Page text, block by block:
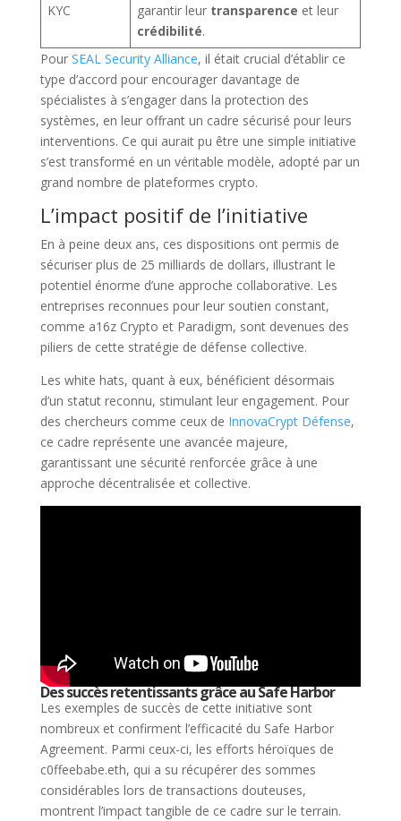
KYC
garantir leur transparence et leur
crédibilité.
Pour SEAL Security Alliance, il était crucial d’établir ce
type d’accord pour encourager davantage de
spécialistes à s’engager dans la protection des
systèmes, en leur offrant un cadre sécurisé pour leurs
interventions. Ce qui aurait pu être une simple initiative
s’est transformé en un véritable modèle, adopté par un
grand nombre de plateformes crypto.
L’impact positif de l’initiative
En à peine deux ans, ces dispositions ont permis de
sécuriser plus de 25 milliards de dollars, illustrant le
potentiel énorme d’une approche collaborative. Les
entreprises reconnues pour leur soutien constant,
comme a16z Crypto et Paradigm, sont devenues des
piliers de cette stratégie de défense collective.
Les white hats, quant à eux, bénéficient désormais
d’un statut reconnu, stimulant leur engagement. Pour
des chercheurs comme ceux de InnovaCrypt Défense,
ce cadre représente une avancée majeure,
garantissant une sécurité renforcée grâce à une
approche décentralisée et collective.
Des succès retentissants grâce au Safe Harbor
Les exemples de succès de cette initiative sont
nombreux et confirment l’efficacité du Safe Harbor
Agreement. Parmi ceux-ci, les efforts héroïques de
c0ffeebabe.eth, qui a su récupérer des sommes
considérables lors de transactions douteuses,
montrent l’impact tangible de ce cadre sur le terrain.